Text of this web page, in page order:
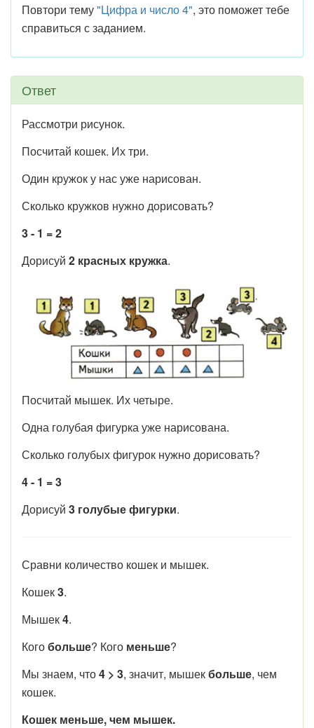
Повтори тему"Цифра и число 4", это поможет тебе
справиться с заданием.
Ответ
Рассмотри рисунок.
Посчитай кошек. Их три.
Один кружок у нас уже нарисован.
Сколько кружков нужно дорисовать?
3 - 1 = 2
Дорисуй 2 красных кружка.
Посчитай мышек. Их четыре.
Одна голубая фигурка уже нарисована.
Сколько голубых фигурок нужно дорисовать?
4 - 1 = 3
Дорисуй 3 голубые фигурки.
Сравни количество кошек и мышек.
Кошек3.
Мышек4.
Когобольше? Кого меньше?
Мы знаем, что4 > 3, значит, мышекбольше, чем
кошек.
Кошек меньше, чем мышек.